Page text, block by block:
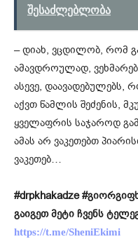
შესაძლებლობა
– დიახ, ვცდილობ, რომ
ამავდროულად,
ასევე, დაავადებულებს,
აქვთ წამლის შეძენის,
ყველაფრის საჯაროდ
ამას არ ვაკეთებთ
ვაკეთებ…
#drpkhakadze
გაიგეთ მეტი ჩვენს
https://t.me/SheniEkimi